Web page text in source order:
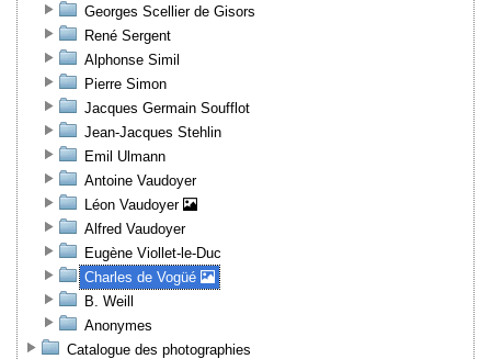
Georges Scellier de Gisors
René Sergent
Alphonse Simil
Pierre Simon
Jacques Germain Soufflot
Jean-Jacques Stehlin
Emil Ulmann
Antoine Vaudoyer
Léon Vaudoyer
Alfred Vaudoyer
Eugène Viollet-le-Duc
Charles de Vogüé
B. Weill
Anonymes
Catalogue des photographies